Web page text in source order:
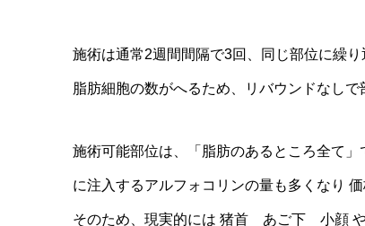
施術は通常2週間間隔で3回、同じ部位に繰り
脂肪細胞の数がへるため、リバウンドなしで
施術可能部位は、「脂肪のあるところ全て
に注入するアルフォコリンの量も多くなり
そのため、現実的には 猪首 あご下 小顔 や